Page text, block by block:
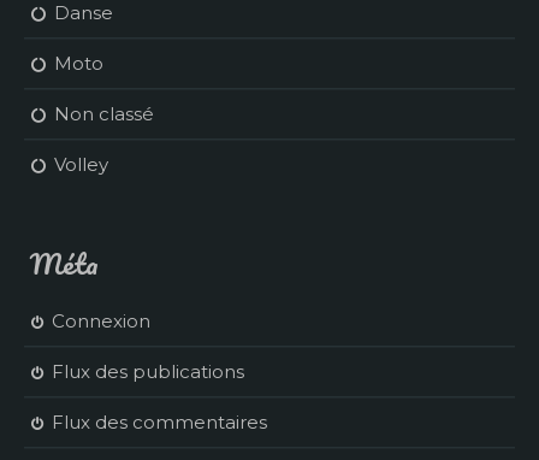
Danse
Moto
Non classé
Volley
Méta
Connexion
Flux des publications
Flux des commentaires